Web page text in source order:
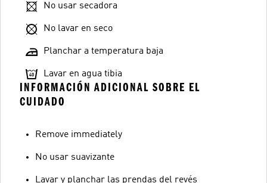
No usar secadora
No lavar en seco
Planchar a temperatura baja
Lavar en agua tibia
INFORMACIÓN ADICIONAL SOBRE EL
CUIDADO
Remove immediately
No usar suavizante
Lavar y planchar las prendas del revés